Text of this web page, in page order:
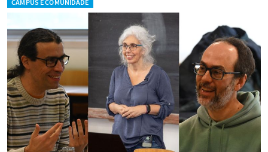
CAMPUS E COMUNIDADE